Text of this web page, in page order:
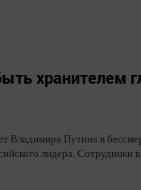
хранителем
Владимира Путина в
лидера.